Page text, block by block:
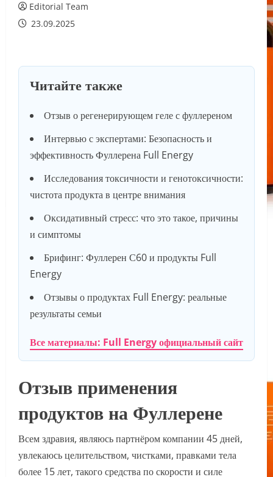
Editorial Team
23.09.2025
Читайте также
Отзыв о регенерирующем геле с фуллереном
Интервью с экспертами: Безопасность и
эффективность Фуллерена Full Energy
Исследования токсичности и генотоксичности:
чистота продукта в центре внимания
Оксидативный стресс: что это такое, причины
и симптомы
Брифинг: Фуллерен С60 и продукты Full
Energy
Отзывы о продуктах Full Energy: реальные
результаты семьи
Все материалы: Full Energy официальный сайт
Отзыв применения
продуктов на Фуллерене
Всем здравия, являюсь партнёром компании 45 дней,
увлекаюсь целительством, чистками, правками тела
более 15 лет, такого средства по скорости и силе